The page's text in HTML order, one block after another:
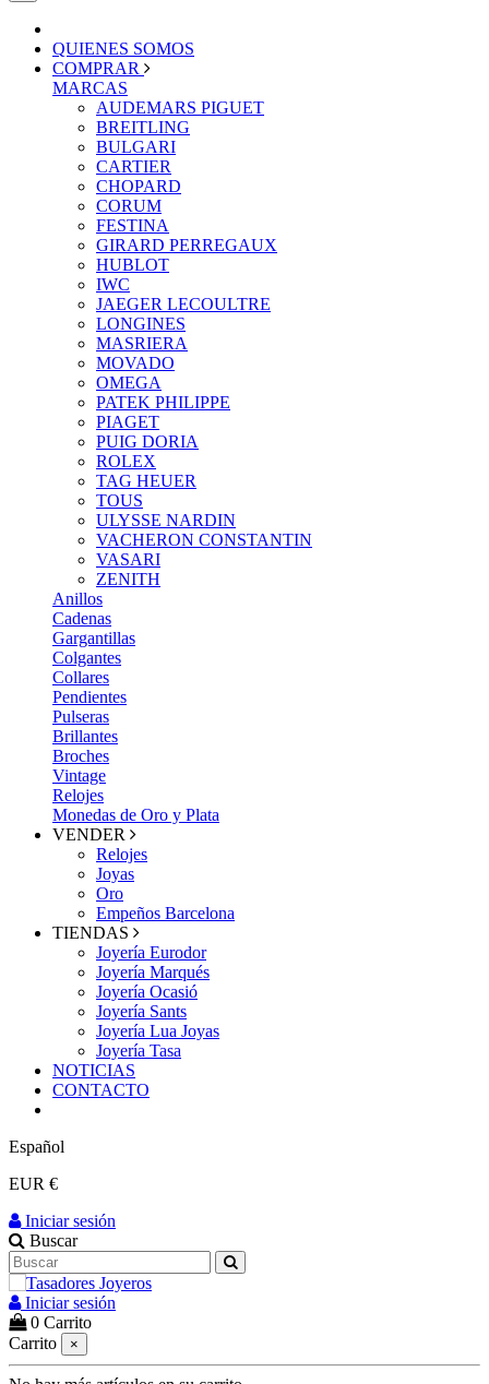
QUIENES SOMOS
COMPRAR
MARCAS
AUDEMARS PIGUET
BREITLING
BULGARI
CARTIER
CHOPARD
CORUM
FESTINA
GIRARD PERREGAUX
HUBLOT
IWC
JAEGER LECOULTRE
LONGINES
MASRIERA
MOVADO
OMEGA
PATEK PHILIPPE
PIAGET
PUIG DORIA
ROLEX
TAG HEUER
TOUS
ULYSSE NARDIN
VACHERON CONSTANTIN
VASARI
ZENITH
Anillos
Cadenas
Gargantillas
Colgantes
Collares
Pendientes
Pulseras
Brillantes
Broches
Vintage
Relojes
Monedas de Oro y Plata
VENDER
Relojes
Joyas
Oro
Empeños Barcelona
TIENDAS
Joyería Eurodor
Joyería Marqués
Joyería Ocasió
Joyería Sants
Joyería Lua Joyas
Joyería Tasa
NOTICIAS
CONTACTO
Español
EUR €
Iniciar sesión
Buscar
Iniciar sesión
0 Carrito
Carrito
×